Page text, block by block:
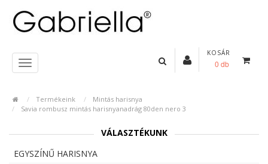
KOSÁR
0 db
Termékeink
Mintás harisnya
Savia rombusz mintás harisnyanadrág 80den nero 3
VÁLASZTÉKUNK
EGYSZÍNŰ HARISNYA